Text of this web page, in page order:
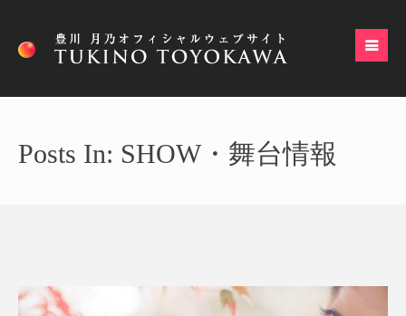
Posts In: SHOW・舞台情報